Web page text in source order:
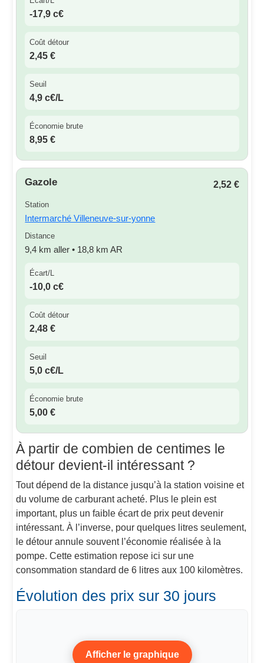
-17,9 c€
Coût détour
2,45 €
Seuil
4,9 c€/L
Économie brute
8,95 €
Gazole 2,52 €
Station
Intermarché Villeneuve-sur-yonne
Distance
9,4 km aller • 18,8 km AR
Écart/L
-10,0 c€
Coût détour
2,48 €
Seuil
5,0 c€/L
Économie brute
5,00 €
À partir de combien de centimes le
détour devient-il intéressant ?
Tout dépend de la distance jusqu’à la station voisine et
du volume de carburant acheté. Plus le plein est
important, plus un faible écart de prix peut devenir
intéressant. À l’inverse, pour quelques litres seulement,
le détour annule souvent l’économie réalisée à la
pompe. Cette estimation repose ici sur une
consommation standard de 6 litres aux 100 kilomètres.
Évolution des prix sur 30 jours
Afficher le graphique